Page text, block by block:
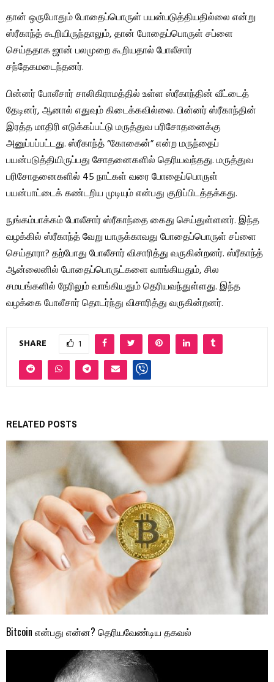
தான் ஒருபோதும் போதைப்பொருள் பயன்படுத்தியதில்லை என்று
ஸ்ரீகாந்த் கூறியிருந்தாலும், தான் போதைப்பொருள் சப்ளை
செய்ததாக ஜான் பலமுறை கூறியதால் போலீசார்
சந்தேகமடைந்தனர்.
பின்னர் போலீசார் சாலிகிராமத்தில் உள்ள ஸ்ரீகாந்தின் வீட்டைத்
தேடினர், ஆனால் எதுவும் கிடைக்கவில்லை. பின்னர் ஸ்ரீகாந்தின்
இரத்த மாதிரி எடுக்கப்பட்டு மருத்துவ பரிசோதனைக்கு
அனுப்பப்பட்டது. ஸ்ரீகாந்த் “கோகைன்” என்ற மருந்தைப்
பயன்படுத்தியிருப்பது சோதனைகளில் தெரியவந்தது. மருத்துவ
பரிசோதனைகளில் 45 நாட்கள் வரை போதைப்பொருள்
பயன்பாட்டைக் கண்டறிய முடியும் என்பது குறிப்பிடத்தக்கது.
நுங்கம்பாக்கம் போலீசார் ஸ்ரீகாந்தை கைது செய்துள்ளனர். இந்த
வழக்கில் ஸ்ரீகாந்த் வேறு யாருக்காவது போதைப்பொருள் சப்ளை
செய்தாரா? தற்போது போலீசார் விசாரித்து வருகின்றனர். ஸ்ரீகாந்த்
ஆன்லைனில் போதைப்பொருட்களை வாங்கியதும், சில
சமயங்களில் நேரிலும் வாங்கியதும் தெரியவந்துள்ளது. இந்த
வழக்கை போலீசார் தொடர்ந்து விசாரித்து வருகின்றனர்.
SHARE 1
RELATED POSTS
Bitcoin என்பது என்ன? தெரியவேண்டிய தகவல்